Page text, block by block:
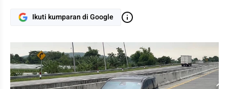
Ikuti kumparan di Google